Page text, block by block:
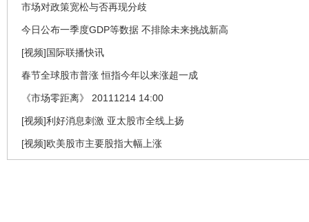
市场对政策宽松与否再现分歧
今日公布一季度GDP等数据 不排除未来挑战新高
[视频]国际联播快讯
春节全球股市普涨 恒指今年以来涨超一成
《市场零距离》 20111214 14:00
[视频]利好消息刺激 亚太股市全线上扬
[视频]欧美股市主要股指大幅上涨